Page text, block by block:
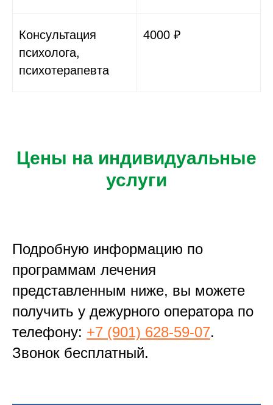
Консультация
психолога,
психотерапевта
4000 ₽
Цены на индивидуальные
услуги
Подробную информацию по
программам лечения
представленным ниже, вы можете
получить у дежурного оператора по
телефону: +7 (901) 628-59-07.
Звонок бесплатный.